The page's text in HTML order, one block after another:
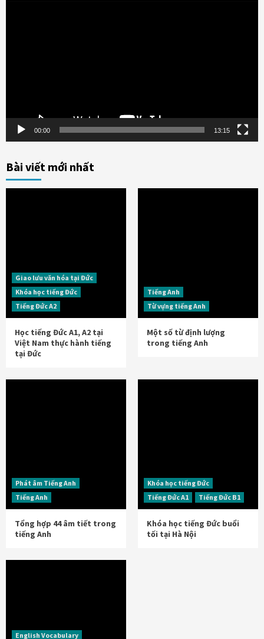
00:00 13:15
Bài viết mới nhất
Giao lưu văn hóa tại Đức
Khóa học tiếng Đức
Tiếng Đức A2
Học tiếng Đức A1, A2 tại
Việt Nam thực hành tiếng
tại Đức
Tiếng Anh
Từ vựng tiếng Anh
Một số từ định lượng
trong tiếng Anh
Phát âm Tiếng Anh
Tiếng Anh
Tổng hợp 44 âm tiết trong
tiếng Anh
Khóa học tiếng Đức
Tiếng Đức A1
Tiếng Đức B1
Khóa học tiếng Đức buổi
tối tại Hà Nội
English Vocabulary